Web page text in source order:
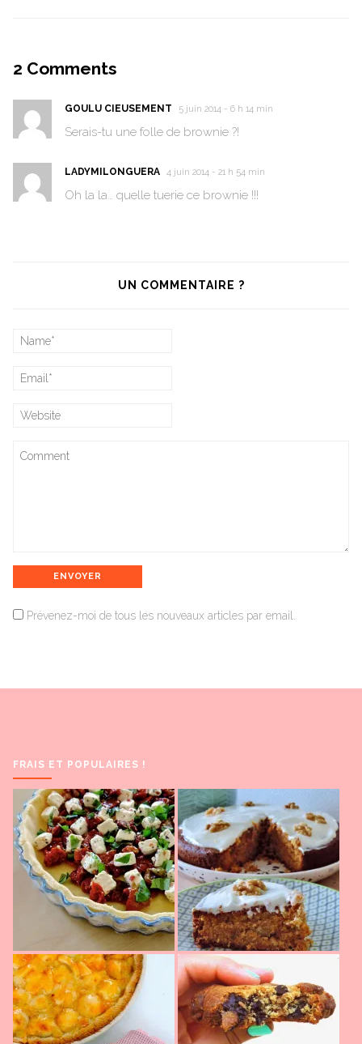
2 Comments
GOULU CIEUSEMENT 5 juin 2014 - 6 h 14 min
Serais-tu une folle de brownie ?!
LADYMILONGUERA 4 juin 2014 - 21 h 54 min
Oh la la… quelle tuerie ce brownie !!!
UN COMMENTAIRE ?
Prévenez-moi de tous les nouveaux articles par email.
FRAIS ET POPULAIRES !